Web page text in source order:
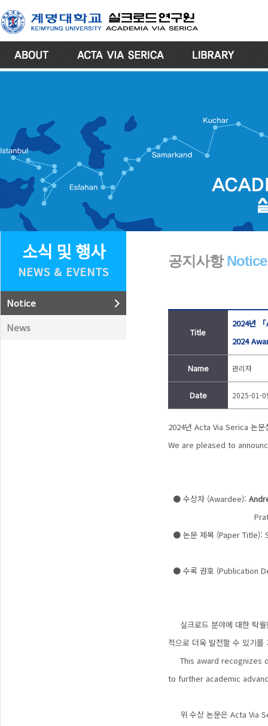
소식 및 행사
NEWS & EVENTS
Notice
News
공지사항Notice
Title
2024년
2024
Name 관리자
Date 2025-01-
2024년 Acta Via Serica 논문
We are pleased to
● 수상자 (Awardee):
Pratique des
● 논문 제목 (Paper Title):
● 수록 권호 (Publication
실크로드 분야에 대한 탁월
적으로 더욱 발전할 수 있기를
This award recognizes
to further academic
위 수상 논문은 Acta Via